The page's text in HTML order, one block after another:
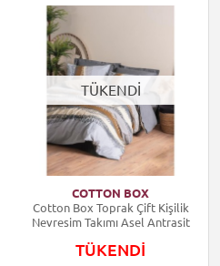
TÜKENDİ
COTTON BOX
Cotton Box Toprak Çift Kişilik
Nevresim Takımı Asel Antrasit
TÜKENDİ